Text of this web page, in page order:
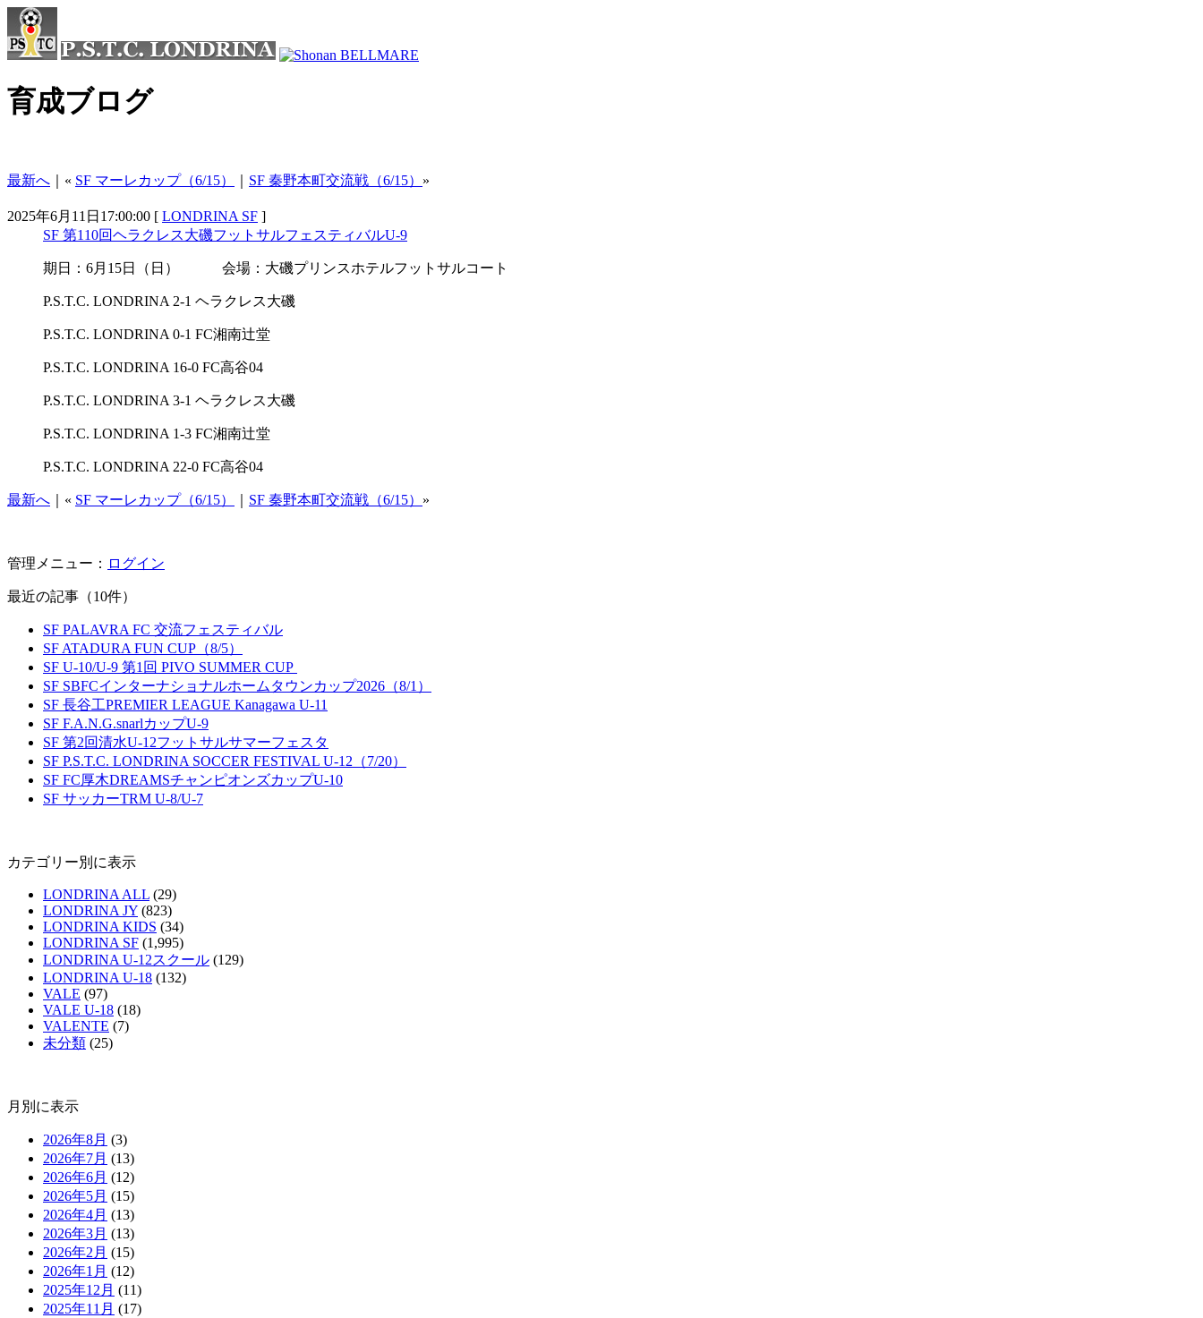
育成ブログ
最新へ ｜« SF マーレカップ（6/15） SF 秦野本町交流戦（6/15） »
2025年6月11日17:00:00 [ LONDRINA SF ]
SF 第110回ヘラクレス大磯フットサルフェスティバルU-9
期日：6月15日（日） 会場：大磯プリンスホテルフットサルコート
P.S.T.C. LONDRINA 2-1 ヘラクレス大磯
P.S.T.C. LONDRINA 0-1 FC湘南辻堂
P.S.T.C. LONDRINA 16-0 FC高谷04
P.S.T.C. LONDRINA 3-1 ヘラクレス大磯
P.S.T.C. LONDRINA 1-3 FC湘南辻堂
P.S.T.C. LONDRINA 22-0 FC高谷04
最新へ ｜« SF マーレカップ（6/15） SF 秦野本町交流戦（6/15） »
管理メニュー： ログイン
最近の記事（10件）
SF PALAVRA FC 交流フェスティバル
SF ATADURA FUN CUP（8/5）
SF U-10/U-9 第1回 PIVO SUMMER CUP
SF SBFCインターナショナルホームタウンカップ2026（8/1）
SF 長谷工PREMIER LEAGUE Kanagawa U-11
SF F.A.N.G.snarlカップU-9
SF 第2回清水U-12フットサルサマーフェスタ
SF P.S.T.C. LONDRINA SOCCER FESTIVAL U-12（7/20）
SF FC厚木DREAMSチャンピオンズカップU-10
SF サッカーTRM U-8/U-7
カテゴリー別に表示
LONDRINA ALL (29)
LONDRINA JY (823)
LONDRINA KIDS (34)
LONDRINA SF (1,995)
LONDRINA U-12スクール (129)
LONDRINA U-18 (132)
VALE (97)
VALE U-18 (18)
VALENTE (7)
未分類 (25)
月別に表示
2026年8月 (3)
2026年7月 (13)
2026年6月 (12)
2026年5月 (15)
2026年4月 (13)
2026年3月 (13)
2026年2月 (15)
2026年1月 (12)
2025年12月 (11)
2025年11月 (17)